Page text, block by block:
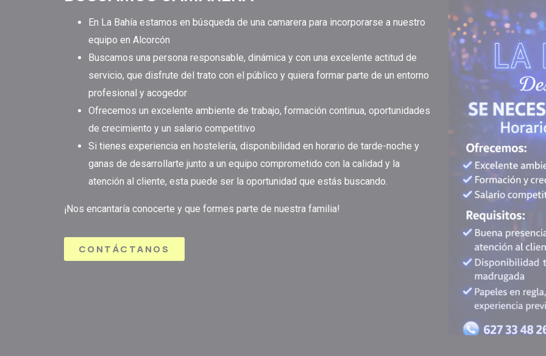
En La Bahía estamos en búsqueda de una camarera para incorporarse a nuestro
equipo en Alcorcón
Buscamos una persona responsable, dinámica y con una excelente actitud de
servicio, que disfrute del trato con el público y quiera formar parte de un entorno
profesional y acogedor
Ofrecemos un excelente ambiente de trabajo, formación continua, oportunidades
de crecimiento y un salario competitivo
Si tienes experiencia en hostelería, disponibilidad en horario de tarde-noche y
ganas de desarrollarte junto a un equipo comprometido con la calidad y la
atención al cliente, esta puede ser la oportunidad que estás buscando.
¡Nos encantaría conocerte y que formes parte de nuestra familia!
CONTÁCTANOS